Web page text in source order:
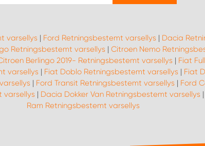
varsellys | Ford Retningsbestemt varsellys | Dacia
Retningsbestemt varsellys | Citroen Nemo
Berlingo 2019- Retningsbestemt varsellys | Fiat
varsellys | Fiat Doblo Retningsbestemt varsellys | Fiat
| Ford Transit Retningsbestemt varsellys | Ford
varsellys | Dacia Dokker Van Retningsbestemt varsellys |
Ram Retningsbestemt varsellys